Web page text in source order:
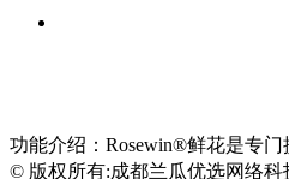
功能介绍：Rosewin®鲜花是专
© 版权所有:成都兰瓜优选网络科